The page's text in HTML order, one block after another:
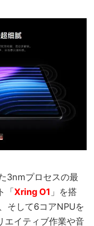
3nmプロセスの最
「 Xring O1 」を搭
そして6コアNPUを
エイティブ作業や音